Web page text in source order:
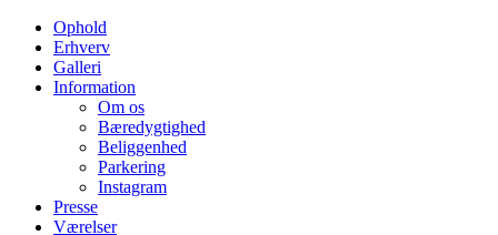
Ophold
Erhverv
Galleri
Information
Om os
Bæredygtighed
Beliggenhed
Parkering
Instagram
Presse
Værelser